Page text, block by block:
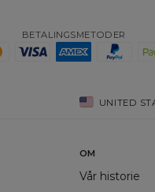
BETALINGSMETODER
UNITED
OM
Vår historie